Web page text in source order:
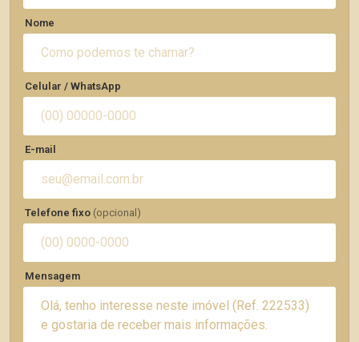
Nome
Celular / WhatsApp
E-mail
Telefone fixo (opcional)
Mensagem